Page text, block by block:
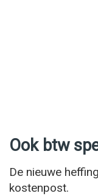
Ook btw
De nieuwe
kostenpost.